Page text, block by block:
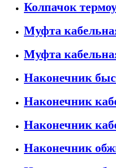
Колпачок
Муфта
Муфта
Наконечник
Наконечник
Наконечник
Наконечник